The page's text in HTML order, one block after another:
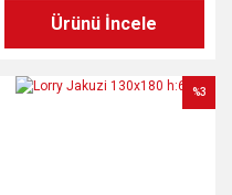
Ürünü İncele
%3